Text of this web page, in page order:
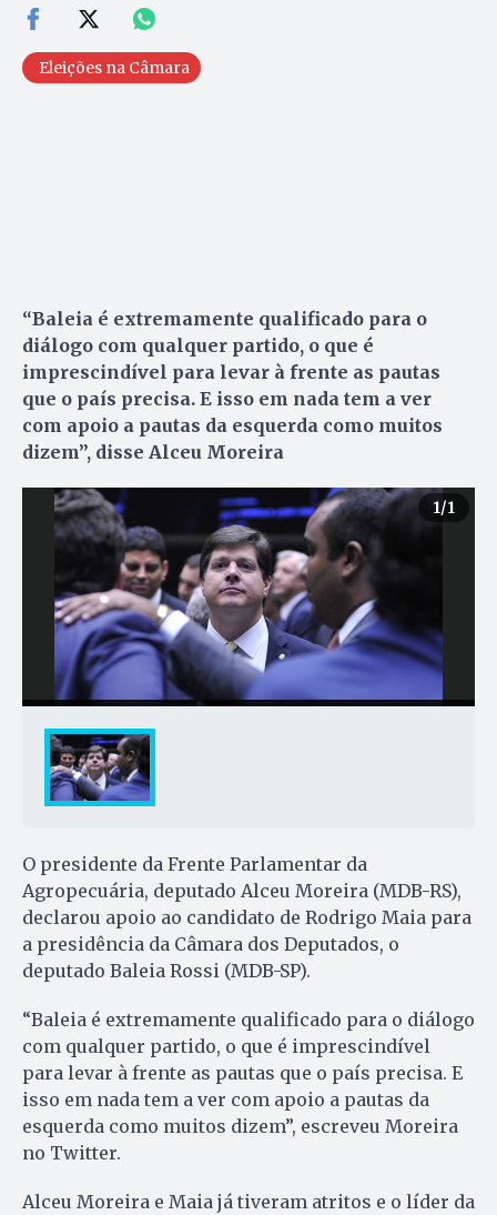
Eleições na Câmara
“Baleia é extremamente qualificado para o
diálogo com qualquer partido, o que é
imprescindível para levar à frente as pautas
que o país precisa. E isso em nada tem a ver
com apoio a pautas da esquerda como muitos
dizem”, disse Alceu Moreira
1/1
O presidente da Frente Parlamentar da
Agropecuária, deputado Alceu Moreira (MDB-RS),
declarou apoio ao candidato de Rodrigo Maia para
a presidência da Câmara dos Deputados, o
deputado Baleia Rossi (MDB-SP).
“Baleia é extremamente qualificado para o diálogo
com qualquer partido, o que é imprescindível
para levar à frente as pautas que o país precisa. E
isso em nada tem a ver com apoio a pautas da
esquerda como muitos dizem”, escreveu Moreira
no Twitter.
Alceu Moreira e Maia já tiveram atritos e o líder da